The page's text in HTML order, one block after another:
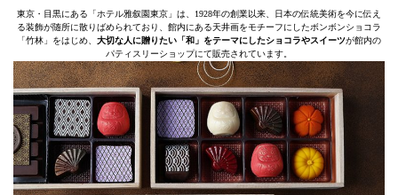
東京・目黒にある「ホテル雅叙園東京」は、1928年の創業以来、日本の伝統美術を今に伝え
る装飾が随所に散りばめられており、館内にある天井画をモチーフにしたボンボンショコラ
「竹林」をはじめ、 大切な人に贈りたい「和」をテーマにしたショコラやスイーツが館内の
パティスリーショップにて販売されています。